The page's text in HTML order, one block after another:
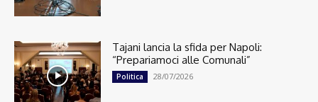
Tajani lancia la sfida per Napoli:
“Prepariamoci alle Comunali”
Politica 28/07/2026